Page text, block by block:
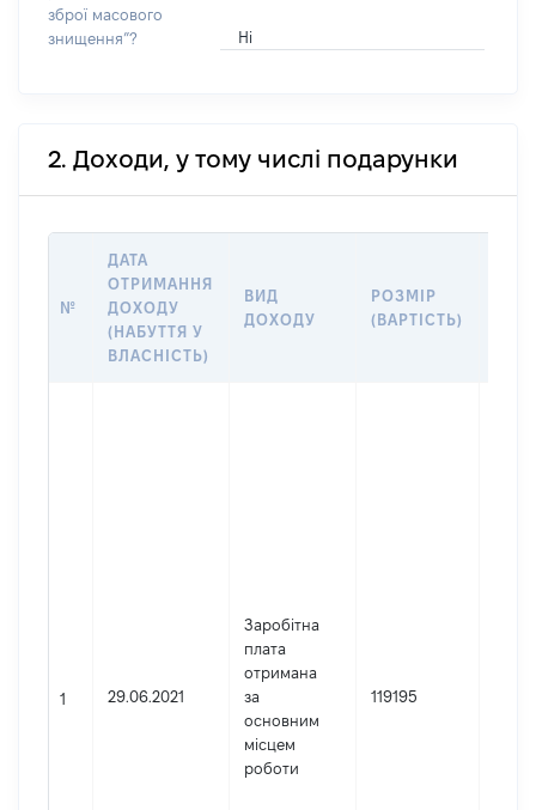
зброї масового
знищення”?
Ні
2. Доходи, у тому числі подарунки
№
ДАТА
ОТРИМАННЯ
ДОХОДУ
(НАБУТТЯ У
ВЛАСНІСТЬ)
ВИД
ДОХОДУ
РОЗМІР
(ВАРТІСТЬ)
1 29.06.2021
Заробітна
плата
отримана
за
основним
місцем
роботи
119195